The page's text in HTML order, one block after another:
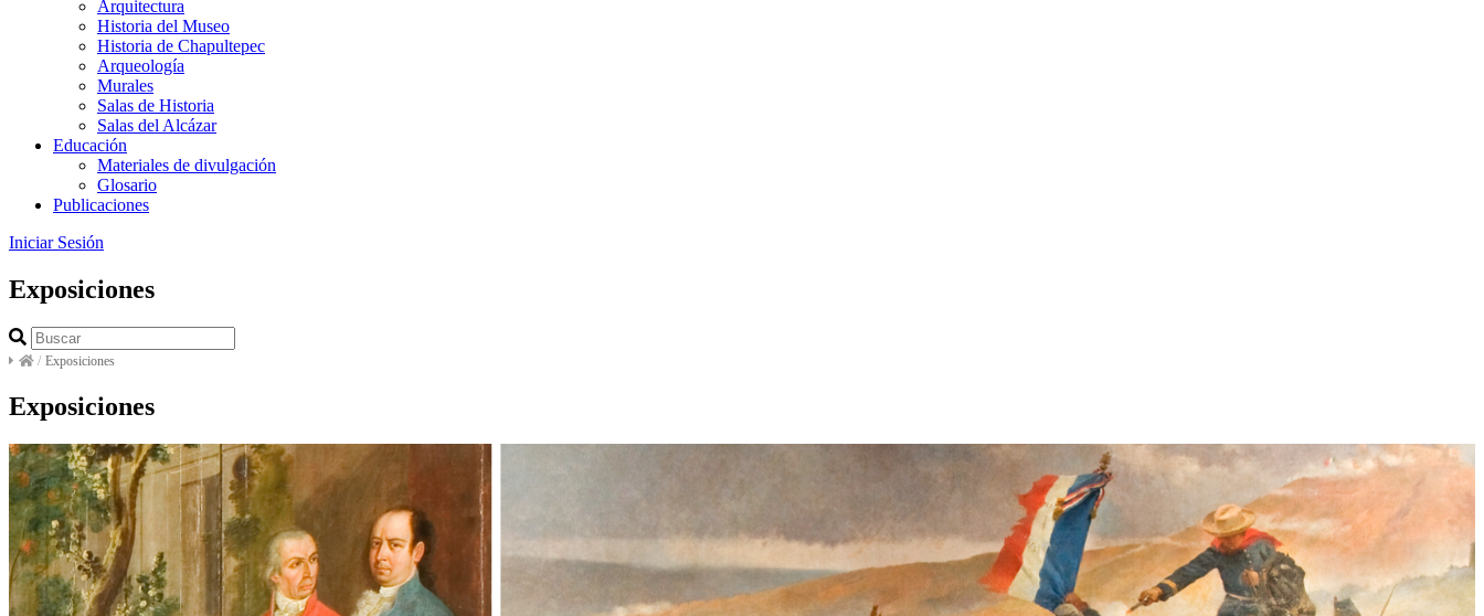
Arquitectura
Historia del Museo
Historia de Chapultepec
Arqueología
Murales
Salas de Historia
Salas del Alcázar
Educación
Materiales de divulgación
Glosario
Publicaciones
Iniciar Sesión
Exposiciones
/ Exposiciones
Exposiciones